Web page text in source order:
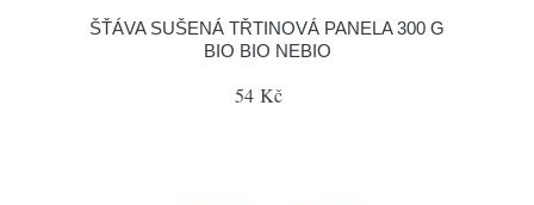
ŠŤÁVA SUŠENÁ TŘTINOVÁ PANELA 300 G
BIO BIO NEBIO
54 Kč